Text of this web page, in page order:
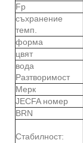
Fp
съхранение
темп.
форма
цвят
вода
Разтворимост
Мерк
JECFA номер
BRN
Стабилност: